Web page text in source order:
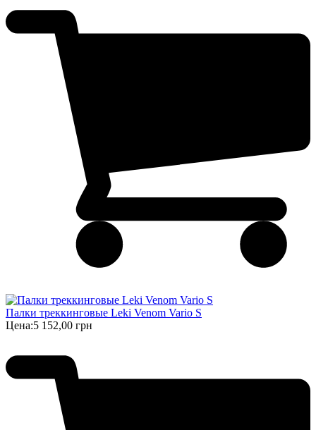
Палки треккинговые Leki Venom Vario S
Цена:5 152,00 грн